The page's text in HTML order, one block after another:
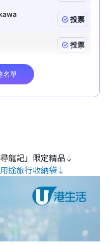
龍記」限定精品↓
途旅行收納袋↓